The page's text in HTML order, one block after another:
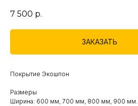
7 500 р.
ЗАКАЗАТЬ
Покрытие Экошпон
Размеры
Ширина: 600 мм, 700 мм, 800 мм, 900 мм.